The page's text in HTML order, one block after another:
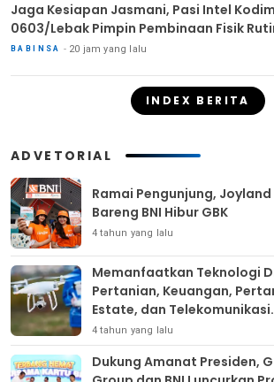
Jaga Kesiapan Jasmani, Pasi Intel Kodim
0603/Lebak Pimpin Pembinaan Fisik
BABINSA 20 jam yang lalu
INDEX BERITA
ADVETORIAL
Ramai Pengunjung,
Bareng BNI Hibur GBK
4 tahun yang lalu
Memanfaatkan Teknologi
Pertanian, Keuangan,
Estate, dan Telekomunikasi.
4 tahun yang lalu
Dukung Amanat Presiden,